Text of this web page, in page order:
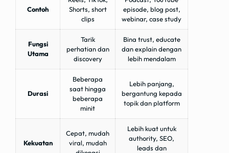
Contoh
Shorts, short
clips
episode, blog post,
webinar, case study
Fungsi
Utama
Tarik
perhatian dan
discovery
Bina trust, educate
dan explain dengan
lebih mendalam
Durasi
Beberapa
saat hingga
beberapa
minit
Lebih panjang,
bergantung kepada
topik dan platform
Kekuatan
Cepat, mudah
viral, mudah
Lebih kuat untuk
authority, SEO,
leads dan